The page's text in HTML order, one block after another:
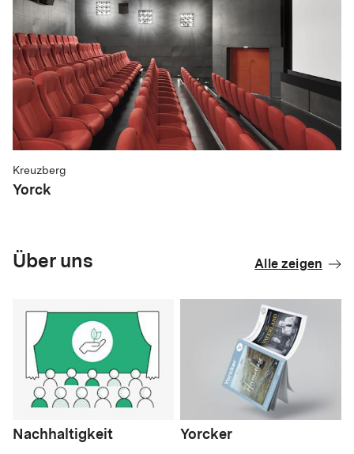
Kreuzberg
Yorck
Über uns Alle zeigen
Nachhaltigkeit Yorcker